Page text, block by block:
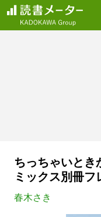
ちっちゃいとき
ミックス別冊フ
春木さき